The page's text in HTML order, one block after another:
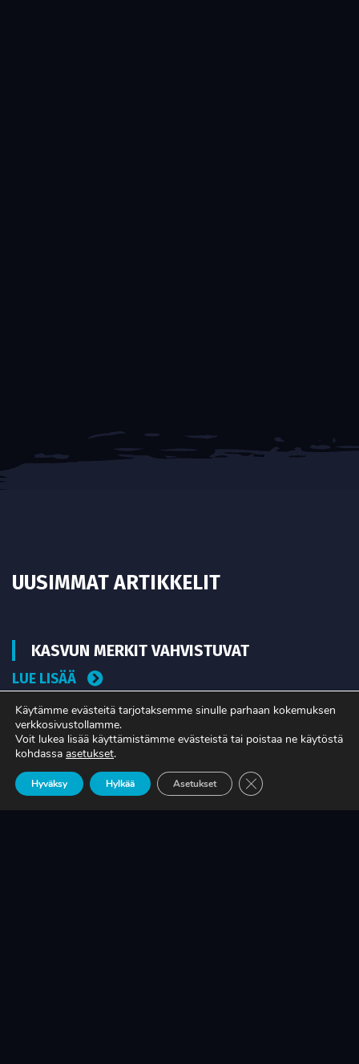
UUSIMMAT ARTIKKELIT
KASVUN MERKIT VAHVISTUVAT
LUE LISÄÄ
TIEDÄTKÖ, MITÄ TUOTANTONNE OIKEASTI
MAKSAA?
LUE LISÄÄ
Käytämme evästeitä tarjotaksemme sinulle parhaan kokemuksen
verkkosivustollamme.
Voit lukea lisää käyttämistämme evästeistä tai poistaa ne käytöstä
kohdassa asetukset.
Hyväksy Hylkää Asetukset Sulje evästebanneri